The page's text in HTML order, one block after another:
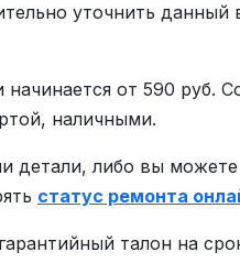
уточнить
от 590 руб.
наличными.
детали, либо вы можете
статус ремонта
талон на